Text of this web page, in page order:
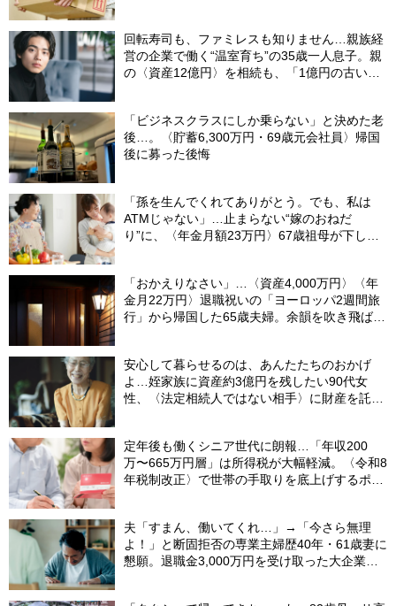
回転寿司も、ファミレスも知りません…親族経
営の企業で働く“温室育ち”の35歳一人息子。親
の〈資産12億円〉を相続も、「1億円の古いビ
「ビジネスクラスにしか乗らない」と決めた老
後…。〈貯蓄6,300万円・69歳元会社員〉帰国
後に募った後悔
「孫を生んでくれてありがとう。でも、私は
ATMじゃない」…止まらない“嫁のおねだ
り”に、〈年金月額23万円〉67歳祖母が下した
「おかえりなさい」…〈資産4,000万円〉〈年
金月22万円〉退職祝いの「ヨーロッパ2週間旅
行」から帰国した65歳夫婦。余韻を吹き飛ばし
安心して暮らせるのは、あんたたちのおかげ
よ…姪家族に資産約3億円を残したい90代女
性、〈法定相続人ではない相手〉に財産を託せ
定年後も働くシニア世代に朗報…「年収200
万〜665万円層」は所得税が大幅軽減。〈令和8
年税制改正〉で世帯の手取りを底上げするポイ
夫「すまん、働いてくれ…」→「今さら無理
よ！」と断固拒否の専業主婦歴40年・61歳妻に
懇願。退職金3,000万円を受け取った大企業元